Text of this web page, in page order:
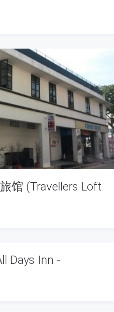
馆 (Travellers Loft
Days Inn -